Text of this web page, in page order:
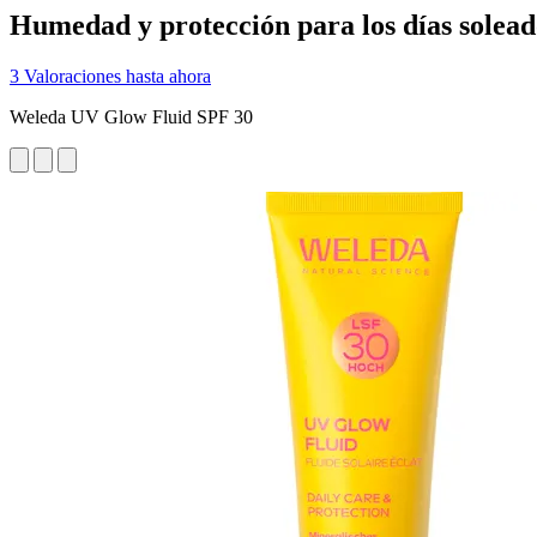
Humedad y protección para los días
3 Valoraciones hasta ahora
Weleda UV Glow Fluid SPF 30